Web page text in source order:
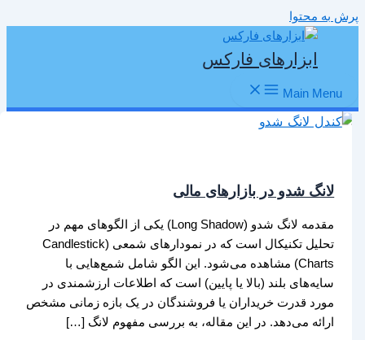
پرش به محتوا
ابزارهای فارکس
Main Menu
لانگ شدو در بازارهای مالی
مقدمه لانگ شدو (Long Shadow) یکی از الگوهای مهم در
تحلیل تکنیکال است که در نمودارهای شمعی (Candlestick
Charts) مشاهده می‌شود. این الگو شامل شمع‌هایی با
سایه‌های بلند (بالا یا پایین) است که اطلاعات ارزشمندی در
مورد قدرت خریداران یا فروشندگان در یک بازه زمانی مشخص
ارائه می‌دهد. در این مقاله، به بررسی مفهوم لانگ […]